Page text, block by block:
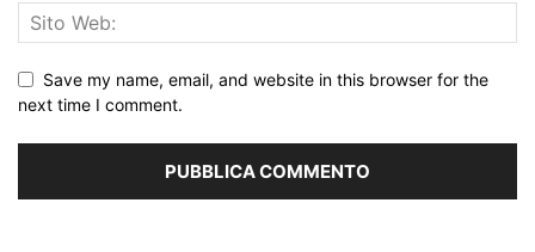
Save my name, email, and website in this browser for the
next time I comment.